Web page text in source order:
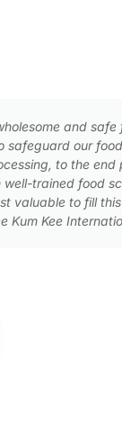
and Safety, I
others who are
Doris
in Food